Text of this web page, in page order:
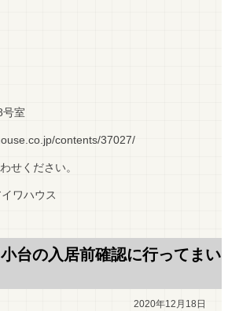
号室
contents/37027/
せください。
ワハウス
台の入居前確認に行ってまい
2020年12月18日